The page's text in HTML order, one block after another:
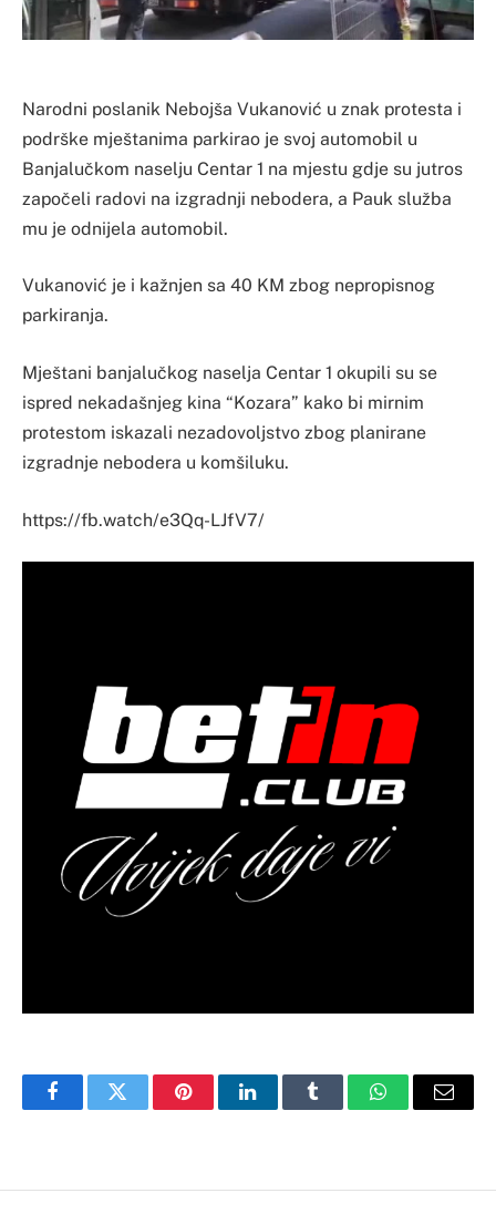
Narodni poslanik Nebojša Vukanović u znak protesta i
podrške mještanima parkirao je svoj automobil u
Banjalučkom naselju Centar 1 na mjestu gdje su jutros
započeli radovi na izgradnji nebodera, a Pauk služba
mu je odnijela automobil.
Vukanović je i kažnjen sa 40 KM zbog nepropisnog
parkiranja.
Mještani banjalučkog naselja Centar 1 okupili su se
ispred nekadašnjeg kina “Kozara” kako bi mirnim
protestom iskazali nezadovoljstvo zbog planirane
izgradnje nebodera u komšiluku.
https://fb.watch/e3Qq-LJfV7/
FacebookTwitter PinterestLinkedInTumblr WhatsAppEmail